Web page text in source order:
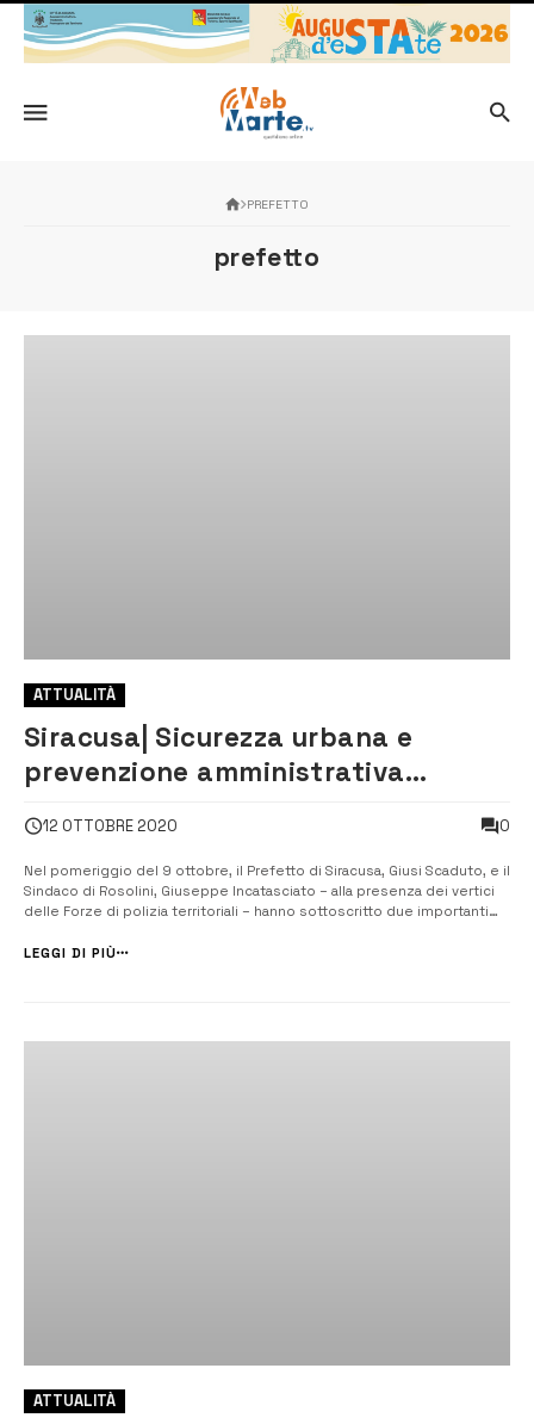
PREFETTO
prefetto
ATTUALITÀ
Siracusa| Sicurezza urbana e
prevenzione amministrativa
12 OTTOBRE 2020 0
Nel pomeriggio del 9 ottobre, il Prefetto di Siracusa, Giusi Scaduto, e il
Sindaco di Rosolini, Giuseppe Incatasciato – alla presenza dei vertici
delle Forze di polizia territoriali – hanno sottoscritto due importanti
forma di illegalità. [/] In particolare, l’a...
LEGGI DI PIÙ
ATTUALITÀ